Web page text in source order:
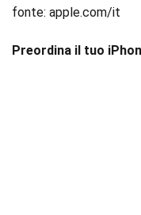
fonte: apple.com/it
Preordina il tuo